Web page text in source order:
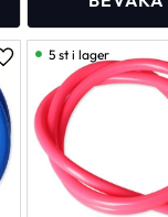
Lägg till i favoriter
5 st i lager